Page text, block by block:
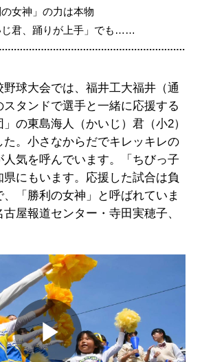
の女神」の力は本物
じ君、踊りが上手」でも……
球大会では、福井工大福井（通
タンドで選手と一緒に応援する
」の東島海人（かいじ）君（小2）
た。小さなからだでキレッキレの
人気を呼んでいます。「ちびっ子
にもいます。応援した試合は負
「勝利の女神」と呼ばれていま
屋報道センター・寺田実穂子、